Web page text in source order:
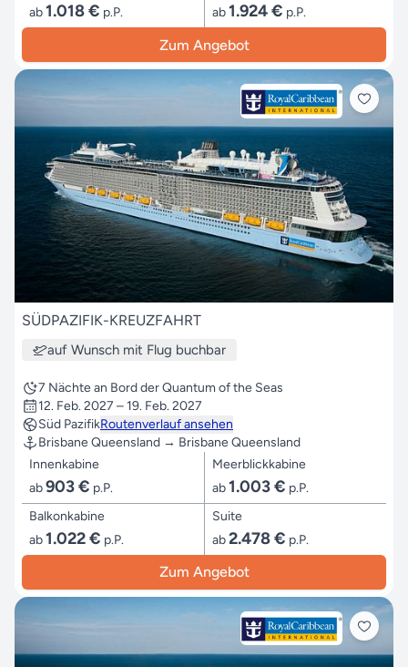
ab1.018 € p.P.
ab1.924 € p.P.
Zum Angebot
SÜDPAZIFIK-KREUZFAHRT
auf Wunsch mit Flug buchbar
7 Nächte an Bord der Quantum of the Seas
12. Feb. 2027 – 19. Feb. 2027
Süd PazifikRoutenverlauf ansehen
Brisbane Queensland → Brisbane Queensland
Innenkabine
ab903 € p.P.
Meerblickkabine
ab1.003 € p.P.
Balkonkabine
ab1.022 € p.P.
Suite
ab2.478 € p.P.
Zum Angebot